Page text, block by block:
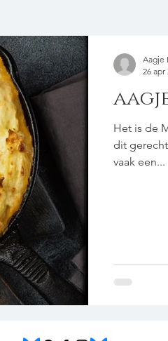
Het is de
dit
vaak een...
Aagje
26 apr